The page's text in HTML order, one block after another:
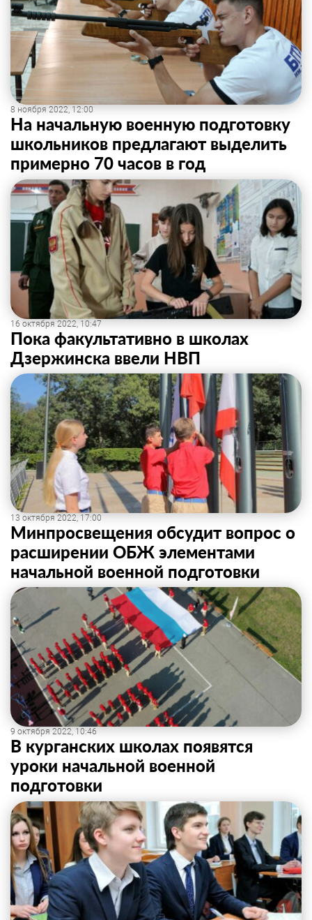
8 ноября 2022, 12:00
На начальную военную подготовку
школьников предлагают выделить
примерно 70 часов в год
16 октября 2022, 10:47
Пока факультативно в школах
Дзержинска ввели НВП
13 октября 2022, 17:00
Минпросвещения обсудит вопрос о
расширении ОБЖ элементами
начальной военной подготовки
9 октября 2022, 10:46
В курганских школах появятся
уроки начальной военной
подготовки